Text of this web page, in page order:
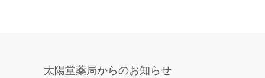
太陽堂薬局からのお知らせ